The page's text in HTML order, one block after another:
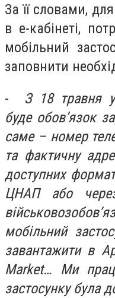
За її словами,
в е-кабінеті,
мобільний
заповнити
-
З 18 травня у
буде обов’язок
саме – номер
та фактичну
доступних
ЦНАП або через
мобільний
завантажити в
Market… Ми
застосунку була